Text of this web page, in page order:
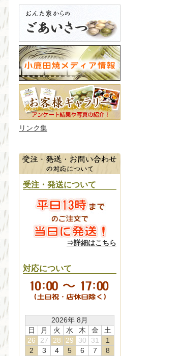
リンク集
受注・発送について
⇒詳細はこちら
対応について
2026年 8月
日
月 火 水 木 金
土
26
27 28 29 30 31
1
2
3 4 5 6 7
8